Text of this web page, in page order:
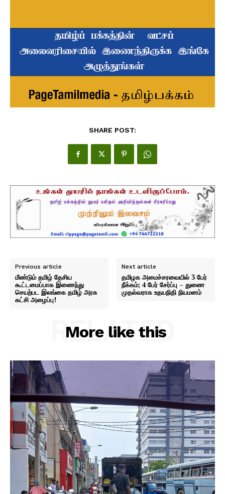
SHARE POST:
Previous article
மீண்டும் தமிழ் தேசிய
கூட்டமைப்பாக இணைந்து
செயற்பட இலங்கை தமிழ் அரசு
கட்சி அழைப்பு!
Next article
தமிழக அமைச்சரவையில் 3 பேர்
நீக்கம்; 4 பேர் சேர்ப்பு – துணை
முதல்வராக உதயநிதி நியமனம்
More like this
RELATED